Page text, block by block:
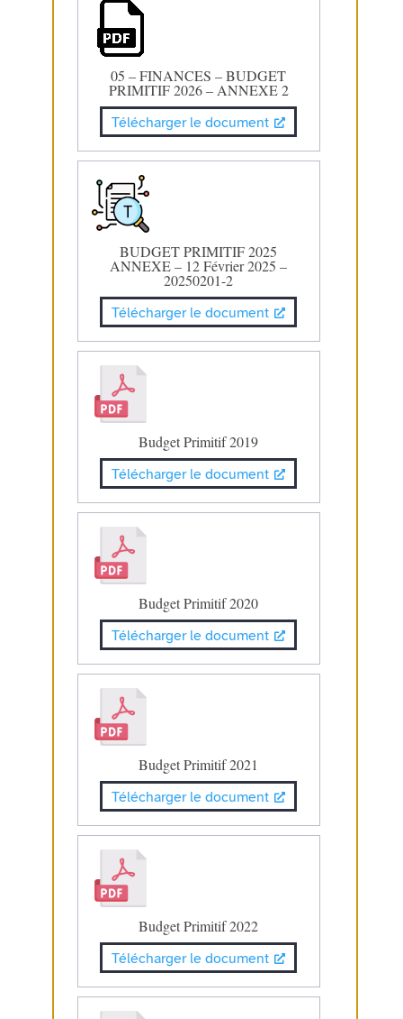
05 – FINANCES – BUDGET
PRIMITIF 2026 – ANNEXE 2
Télécharger le document
BUDGET PRIMITIF 2025
ANNEXE – 12 Février 2025 –
20250201-2
Télécharger le document
Budget Primitif 2019
Télécharger le document
Budget Primitif 2020
Télécharger le document
Budget Primitif 2021
Télécharger le document
Budget Primitif 2022
Télécharger le document